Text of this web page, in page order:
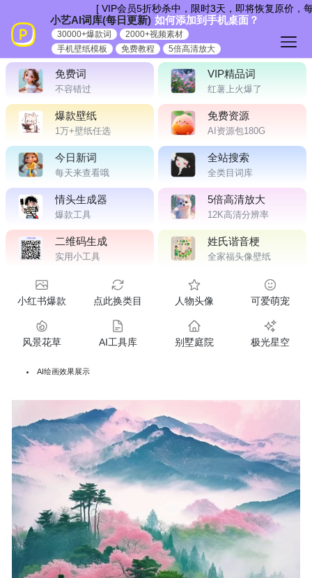
容
免费词
不容错过
VIP精品词
红薯上火爆了
爆款壁纸
1万+壁纸任选
免费资源
AI资源包180G
今日新词
每天来查看哦
全站搜索
全类目词库
情头生成器
爆款工具
5倍高清放大
12K高清分辨率
二维码生成
实用小工具
姓氏谐音梗
全家福头像壁纸
小红书爆款 点此换类目 人物头像 可爱萌宠
风景花草 AI工具库 别墅庭院 极光星空
AI绘画效果展示
[ VIP会员5折秒杀中，限时3天，即将恢复原价，每
小艺AI词库(每日更新) 如何添加到手机桌面？
30000+爆款词
2000+视频素材
手机壁纸模板
免费教程 5倍高清放大